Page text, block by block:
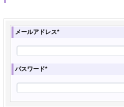
メールアドレス*
パスワード*